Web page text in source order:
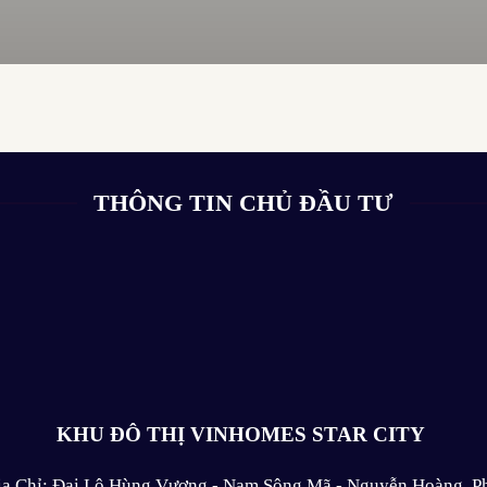
THÔNG TIN CHỦ ĐẦU TƯ
KHU ĐÔ THỊ VINHOMES STAR CITY